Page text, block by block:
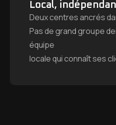
Local,
Deux centres ancrés
Pas de grand groupe
équipe
locale qui connaît ses